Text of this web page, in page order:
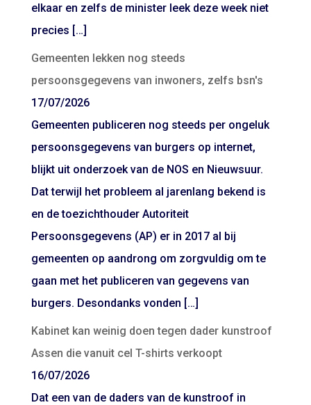
elkaar en zelfs de minister leek deze week niet
precies […]
Gemeenten lekken nog steeds
persoonsgegevens van inwoners, zelfs bsn's
17/07/2026
Gemeenten publiceren nog steeds per ongeluk
persoonsgegevens van burgers op internet,
blijkt uit onderzoek van de NOS en Nieuwsuur.
Dat terwijl het probleem al jarenlang bekend is
en de toezichthouder Autoriteit
Persoonsgegevens (AP) er in 2017 al bij
gemeenten op aandrong om zorgvuldig om te
gaan met het publiceren van gegevens van
burgers. Desondanks vonden […]
Kabinet kan weinig doen tegen dader kunstroof
Assen die vanuit cel T-shirts verkoopt
16/07/2026
Dat een van de daders van de kunstroof in